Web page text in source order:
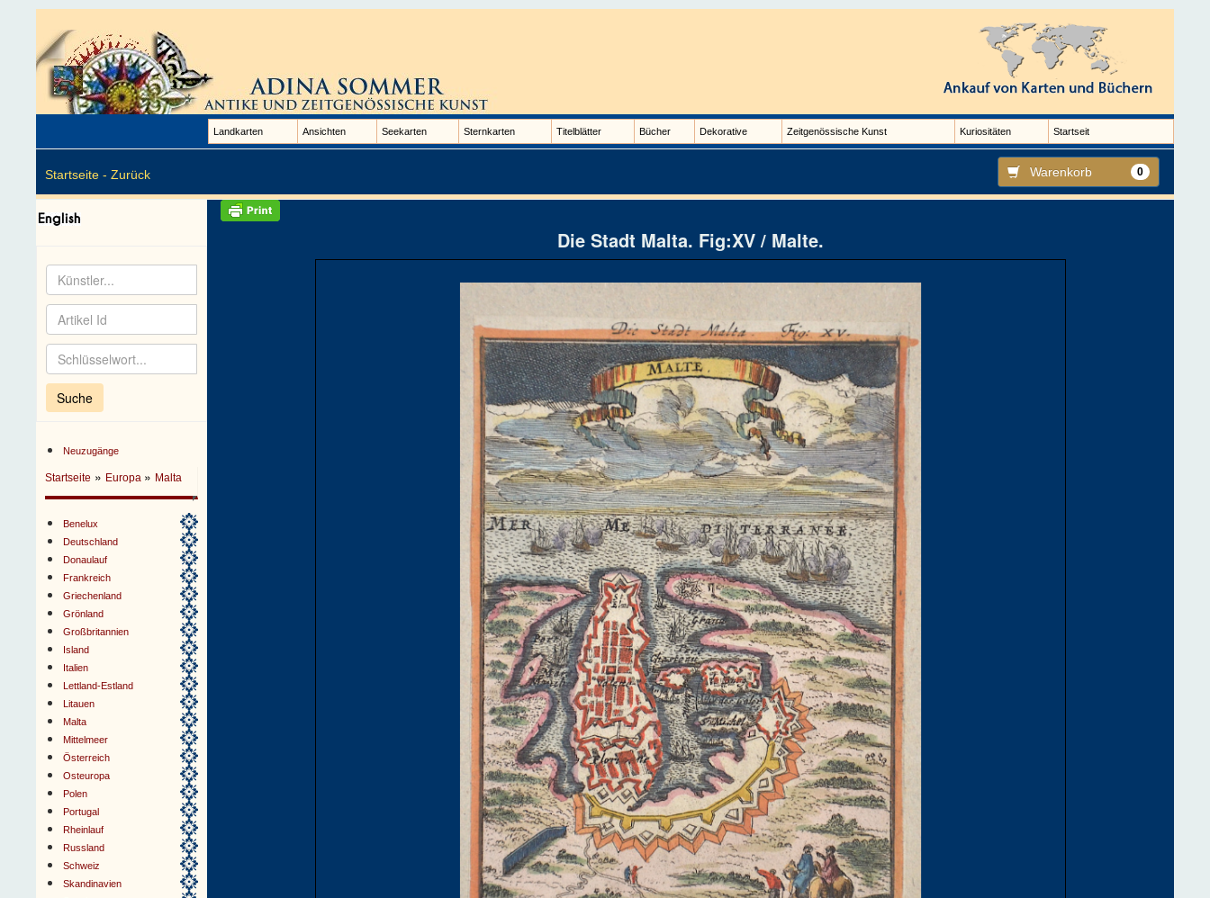
Landkarten Ansichten Seekarten Sternkarten Titelblätter Bücher Dekorative Zeitgenössische Kunst Kuriositäten Startseit
Startseite - Zurück Warenkorb 0
Neuzugänge
Startseite » Europa » Malta
Benelux
Deutschland
Donaulauf
Frankreich
Griechenland
Grönland
Großbritannien
Island
Italien
Lettland-Estland
Litauen
Malta
Mittelmeer
Österreich
Osteuropa
Polen
Portugal
Rheinlauf
Russland
Schweiz
Skandinavien
Die Stadt Malta. Fig:XV / Malte.